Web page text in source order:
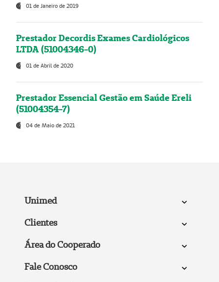
01 de Janeiro de 2019
Prestador Decordis Exames Cardiológicos
LTDA (51004346-0)
01 de Abril de 2020
Prestador Essencial Gestão em Saúde Ereli
(51004354-7)
04 de Maio de 2021
Unimed
Clientes
Área do Cooperado
Fale Conosco